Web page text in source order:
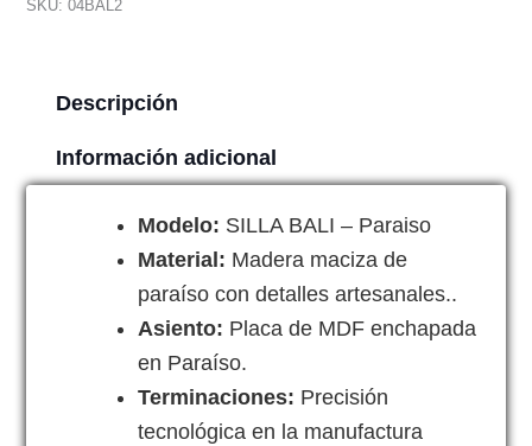
SKU:04BAL2
Descripción
Información adicional
Modelo: SILLA BALI – Paraiso
Material: Madera maciza de
paraíso con detalles artesanales..
Asiento: Placa de MDF enchapada
en Paraíso.
Terminaciones: Precisión
tecnológica en la manufactura